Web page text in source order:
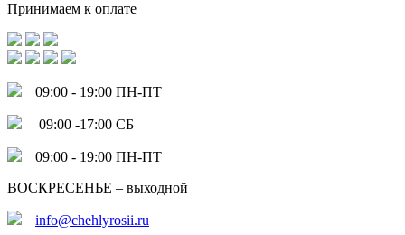
Принимаем к оплате
09:00 - 19:00 ПН-ПТ
09:00 -17:00 СБ
09:00 - 19:00 ПН-ПТ
ВОСКРЕСЕНЬЕ – выходной
info@chehlyrosii.ru